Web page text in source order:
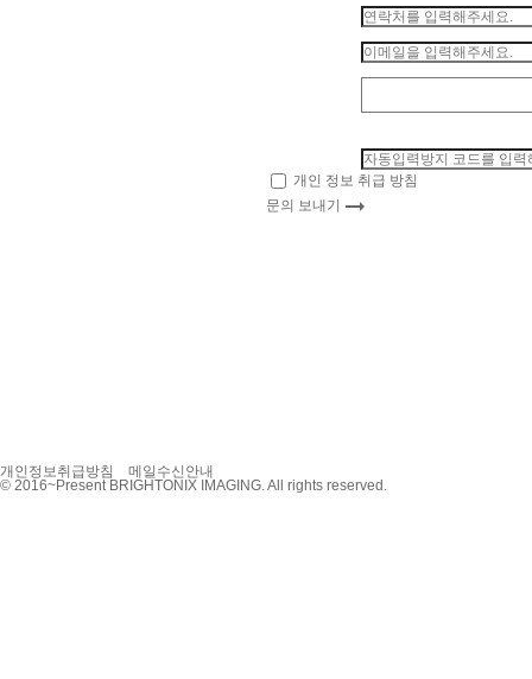
개인 정보 취급 방침
문의 보내기
arrow_right_alt
개인정보취급방침
메일수신안내
© 2016~Present BRIGHTONIX IMAGING. All rights reserved.